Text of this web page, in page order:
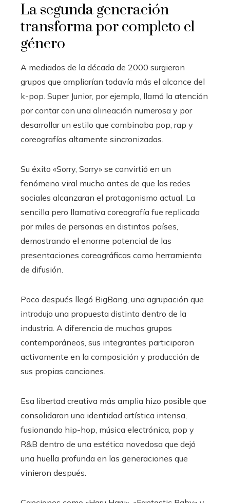
La segunda generación
transforma por completo el
género
A mediados de la década de 2000 surgieron
grupos que ampliarían todavía más el alcance del
k-pop. Super Junior, por ejemplo, llamó la atención
por contar con una alineación numerosa y por
desarrollar un estilo que combinaba pop, rap y
coreografías altamente sincronizadas.
Su éxito «Sorry, Sorry» se convirtió en un
fenómeno viral mucho antes de que las redes
sociales alcanzaran el protagonismo actual. La
sencilla pero llamativa coreografía fue replicada
por miles de personas en distintos países,
demostrando el enorme potencial de las
presentaciones coreográficas como herramienta
de difusión.
Poco después llegó BigBang, una agrupación que
introdujo una propuesta distinta dentro de la
industria. A diferencia de muchos grupos
contemporáneos, sus integrantes participaron
activamente en la composición y producción de
sus propias canciones.
Esa libertad creativa más amplia hizo posible que
consolidaran una identidad artística intensa,
fusionando hip-hop, música electrónica, pop y
R&B dentro de una estética novedosa que dejó
una huella profunda en las generaciones que
vinieron después.